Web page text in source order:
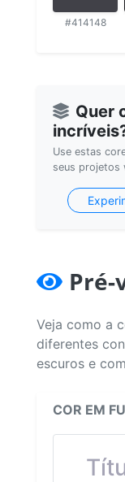
#414148
Quer
Use estas
seus projetos
Pré-
Veja como a
diferentes
escuros e
COR EM